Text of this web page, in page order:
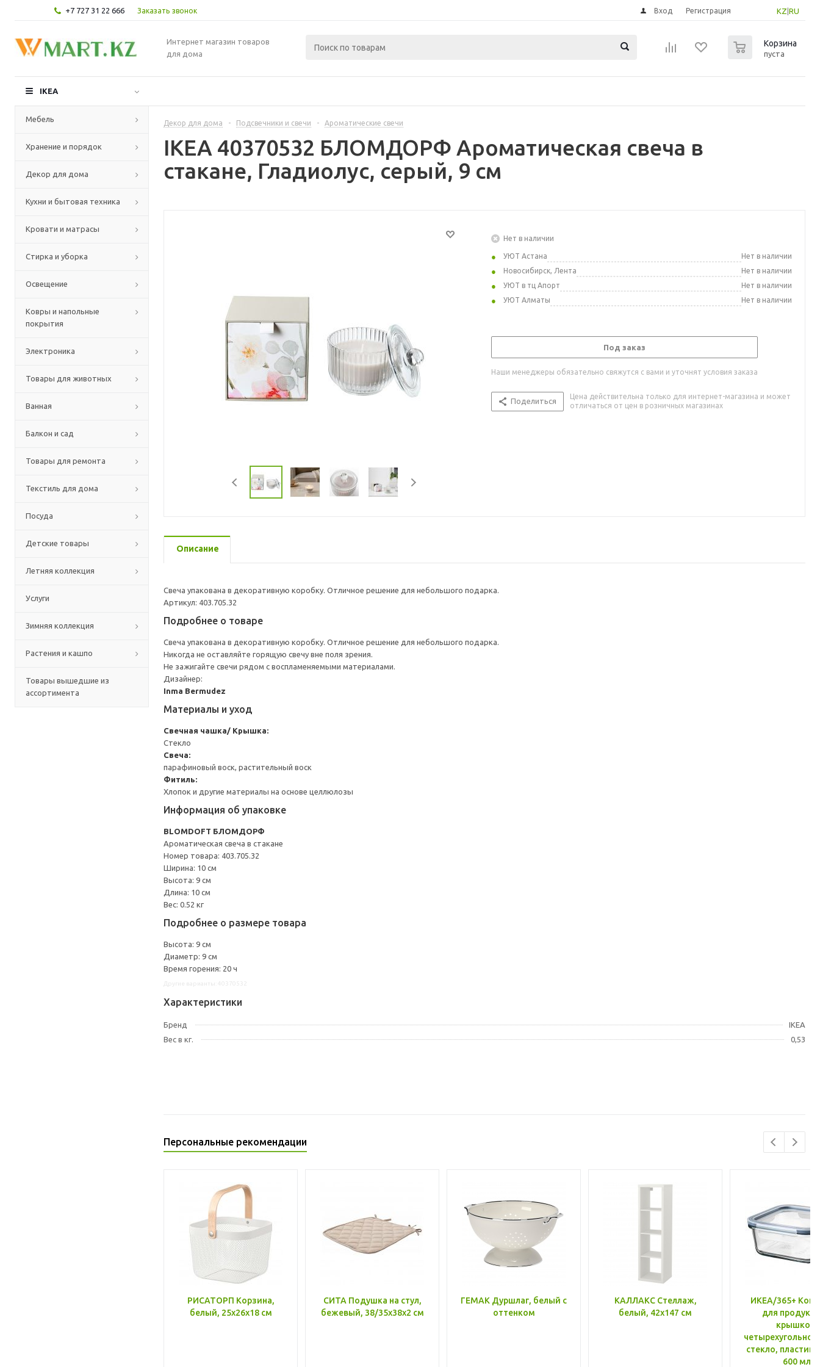
+7 727 31 22 666 Заказать звонок KZ RU
Вход Регистрация
Интернет магазин товаров
для дома
Корзина
пуста
IKEA
Мебель
Хранение и порядок
Декор для дома
Кухни и бытовая техника
Кровати и матрасы
Стирка и уборка
Освещение
Ковры и напольные
покрытия
Электроника
Товары для животных
Ванная
Балкон и сад
Товары для ремонта
Текстиль для дома
Посуда
Детские товары
Летняя коллекция
Услуги
Зимняя коллекция
Растения и кашпо
Товары вышедшие из
ассортимента
Декор для дома - Подсвечники и свечи - Ароматические свечи
IKEA 40370532 БЛОМДОРФ Ароматическая свеча в
стакане, Гладиолус, серый, 9 см
Нет в наличии
УЮТ Астана
Нет в наличии
Новосибирск, Лента
Нет в наличии
УЮТ в тц Апорт
Нет в наличии
УЮТ Алматы
Нет в наличии
Под заказ
Наши менеджеры обязательно свяжутся с вами и уточнят условия заказа
Поделиться
Цена действительна только для интернет-магазина и может
отличаться от цен в розничных магазинах
Описание
Свеча упакована в декоративную коробку. Отличное решение для небольшого подарка.
Артикул: 403.705.32
Подробнее о товаре
Свеча упакована в декоративную коробку. Отличное решение для небольшого подарка.
Никогда не оставляйте горящую свечу вне поля зрения.
Не зажигайте свечи рядом с воспламеняемыми материалами.
Дизайнер:
Inma Bermudez
Материалы и уход
Свечная чашка/ Крышка:
Стекло
Свеча:
парафиновый воск, растительный воск
Фитиль:
Хлопок и другие материалы на основе целлюлозы
Информация об упаковке
BLOMDOFT БЛОМДОРФ
Ароматическая свеча в стакане
Номер товара: 403.705.32
Ширина: 10 см
Высота: 9 см
Длина: 10 см
Вес: 0.52 кг
Подробнее о размере товара
Высота: 9 см
Диаметр: 9 см
Время горения: 20 ч
Характеристики
Бренд
IKEA
Вес в кг.
0,53
Персональные рекомендации
РИСАТОРП Корзина,
белый, 25x26x18 см
СИТА Подушка на стул,
бежевый, 38/35x38x2 см
ГЕМАК Дуршлаг, белый с
оттенком
КАЛЛАКС Стеллаж,
белый, 42x147 см
ИКЕА/365+
для
крышкой,
стекло, пластик
600 мл